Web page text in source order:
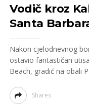
Vodič kroz
Santa
Nakon cjelodnevnog
ostavio fantastičan
Beach, gradić na obali
Shares